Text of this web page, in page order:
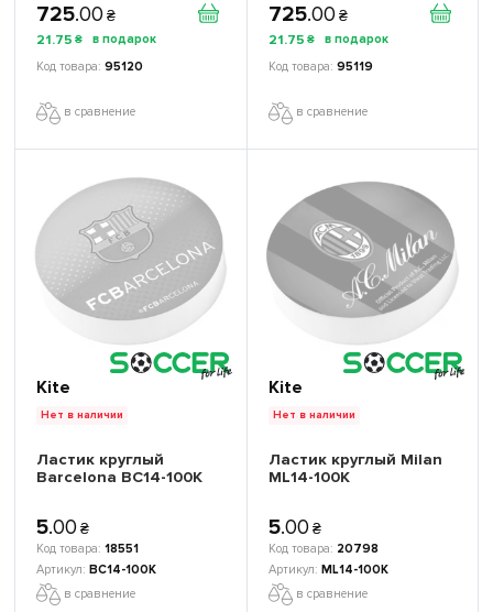
725.00 ₴
21.75 ₴
95120
в сравнение
725.00 ₴
21.75 ₴
95119
в сравнение
Kite
Нет в наличии
Ластик круглый
Barcelona BC14-100К
5.00 ₴
18551
BC14-100К
в сравнение
Kite
Нет в наличии
Ластик круглый Milan
ML14-100К
5.00 ₴
20798
ML14-100К
в сравнение